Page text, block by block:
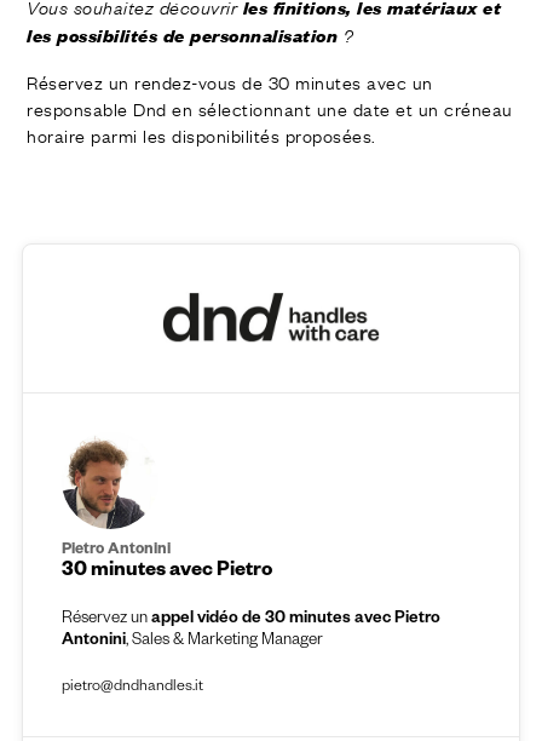
CONTACTS
Vous souhaitez découvrir les finitions, les matériaux et
les possibilités de personnalisation ?
Réservez un rendez-vous de 30 minutes avec un
responsable Dnd en sélectionnant une date et un créneau
horaire parmi les disponibilités proposées.